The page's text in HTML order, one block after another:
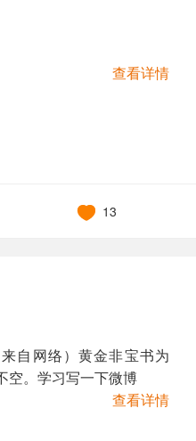
查看详情
13
自网络）黄金非宝书为
空。学习写一下微博
查看详情